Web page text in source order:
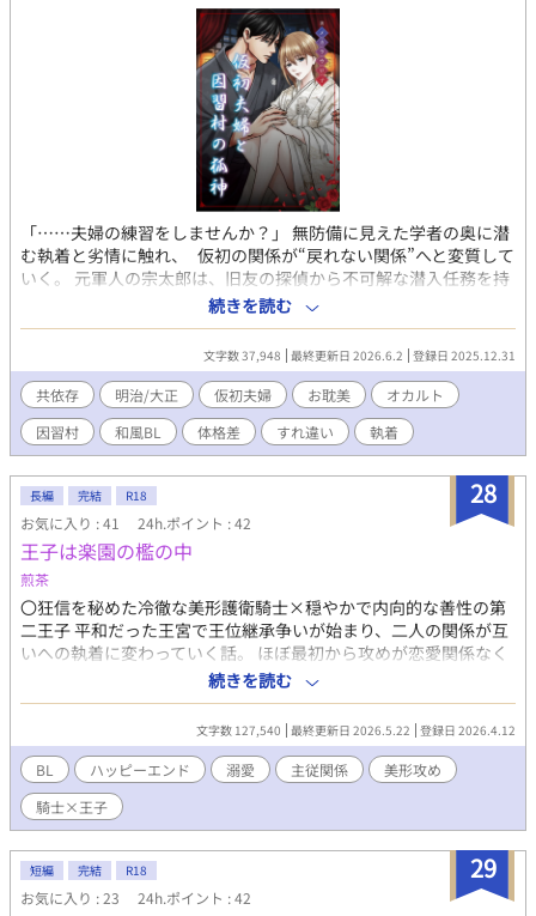
「……夫婦の練習をしませんか？」 無防備に見えた学者の奥に潜
む執着と劣情に触れ、 仮初の関係が“戻れない関係”へと変質して
いく。 元軍人の宗太郎は、旧友の探偵から不可解な潜入任務を持
ちかけられる。 行き先は、狐神信仰と血縁重視の因習が今も生き
る閉鎖村。 村では若者が忽然と消え、村人は神の仕業と信じて
いた。 外部の人間が村に留まるためには、“夫婦”として振る舞う
ことが条件だった。 仮の配偶者に選ばれたのは、中性的な容貌を
持つ民俗学者・八雲仁。 学術調査のためと割り切ったはずの関
係は、 次第に歪められていく。 何日も互いを貪り、中に注ぎ込
み続ける二人。 そして正気に戻った後に訪れるのは――。 ※シチ
ュエーション重視で甘さゼロです。 事後が気まずい。 ミステリー
ぽい感じです。バッドエンドではないけれど、後味悪いエンド。
時代背景などは適当ですのでお手柔らかにお願いします…。 表紙
の色塗りのみ生成AIで作成しました。 ※見世物小屋ノ蛇男のキャ
ラが登場しますが読まなくても話は理解できます R18の過激な表
現があります。 苦手な方はご注意下さい。 ーーー 文学っぽいドロ
ドロ感や官能、オチに皮肉さが出せるように書いてみました。 完
結済みですがちょこちょこ手直し中。 ミステリー要素あり / ビタ
ーエンド / 大正ロマン / 軍人
続きを読む
文字数 37,948 最終更新日 2026.6.2 登録日 2025.12.31
共依存 明治/大正 仮初夫婦 お耽美
オカルト
因習村
和風BL 体格差 すれ違い 執着
28
長編 完結 R18
お気に入り : 41 24h.ポイント : 42
王子は楽園の檻の中
煎茶
〇狂信を秘めた冷徹な美形護衛騎士×穏やかで内向的な善性の第
二王子 平和だった王宮で王位継承争いが始まり、二人の関係が互
いへの執着に変わっていく話。 ほぼ最初から攻めが恋愛関係なく
受けの存在を内心崇拝してます。表には出してません。 受けは最
初攻めがちょっと苦手です。 話が進むにつれて双方に恋愛込みの
執着心や欲が生まれてきて、共依存していく。 中世的な世界観で
すが、あくまでファンタジーなので文明は現実に沿ってません。
ハッピーエンドものです。 第一章：起承 第二章：転結 第三章：後
日談・R指定描写
続きを読む
文字数 127,540 最終更新日 2026.5.22 登録日 2026.4.12
BL ハッピーエンド 溺愛 主従関係
美形攻め
騎士×王子
29
短編 完結 R18
お気に入り : 23 24h.ポイント : 42